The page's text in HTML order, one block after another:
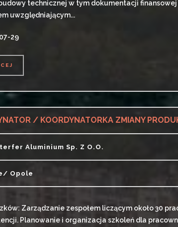
technicznej w tym dokumentacji
uwzględniającym...
29
/ KOORDYNATORKA ZMIANY
Aluminium Sp. Z O.o.
Opole
Zarządzanie zespołem liczącym około 30
Planowanie i organizacja szkoleń dla